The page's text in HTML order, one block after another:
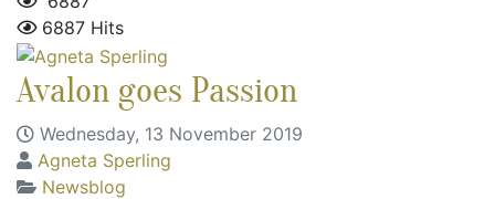
6887 Hits
Avalon goes Passion
Wednesday, 13 November 2019
Agneta Sperling
Newsblog